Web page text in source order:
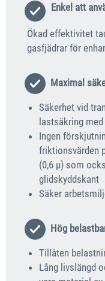
Enkel att
Ökad effektivitet
gasfjädrar för
Maximal
Säkerhet vid
lastsäkring
Ingen
friktionsvärden
(0,6 μ) som
glidskyddskant
Säker
Hög
Tillåten
Lång livslängd